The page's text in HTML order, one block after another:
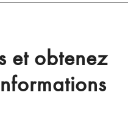
et obtenez